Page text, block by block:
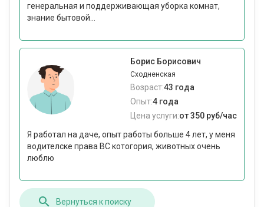
генеральная и поддерживающая уборка комнат,
знание бытовой...
Борис Борисович
Сходненская
Возраст:43 года
Опыт:4 года
Цена услуги:от 350 руб/час
Я работал на даче, опыт работы больше 4 лет, у меня
водителске права ВС котогория, животных очень
люблю
Вернуться к поиску